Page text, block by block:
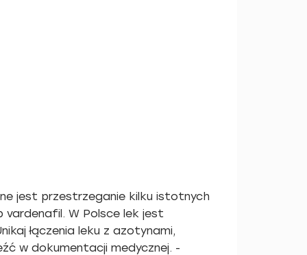
jest przestrzeganie kilku istotnych
W Polsce lek jest
łączenia leku z azotynami,
w dokumentacji medycznej. -